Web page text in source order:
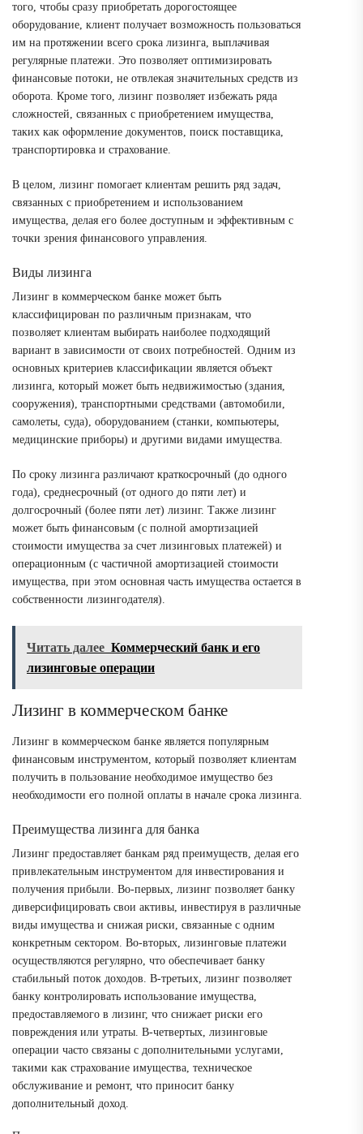
того, чтобы сразу приобретать дорогостоящее
оборудование, клиент получает возможность пользоваться
им на протяжении всего срока лизинга, выплачивая
регулярные платежи. Это позволяет оптимизировать
финансовые потоки, не отвлекая значительных средств из
оборота. Кроме того, лизинг позволяет избежать ряда
сложностей, связанных с приобретением имущества,
таких как оформление документов, поиск поставщика,
транспортировка и страхование.
В целом, лизинг помогает клиентам решить ряд задач,
связанных с приобретением и использованием
имущества, делая его более доступным и эффективным с
точки зрения финансового управления.
Виды лизинга
Лизинг в коммерческом банке может быть
классифицирован по различным признакам, что
позволяет клиентам выбирать наиболее подходящий
вариант в зависимости от своих потребностей. Одним из
основных критериев классификации является объект
лизинга, который может быть недвижимостью (здания,
сооружения), транспортными средствами (автомобили,
самолеты, суда), оборудованием (станки, компьютеры,
медицинские приборы) и другими видами имущества.
По сроку лизинга различают краткосрочный (до одного
года), среднесрочный (от одного до пяти лет) и
долгосрочный (более пяти лет) лизинг. Также лизинг
может быть финансовым (с полной амортизацией
стоимости имущества за счет лизинговых платежей) и
операционным (с частичной амортизацией стоимости
имущества, при этом основная часть имущества остается в
собственности лизингодателя).
Читать далее Коммерческий банк и его
лизинговые операции
Лизинг в коммерческом банке
Лизинг в коммерческом банке является популярным
финансовым инструментом, который позволяет клиентам
получить в пользование необходимое имущество без
необходимости его полной оплаты в начале срока лизинга.
Преимущества лизинга для банка
Лизинг предоставляет банкам ряд преимуществ, делая его
привлекательным инструментом для инвестирования и
получения прибыли. Во-первых, лизинг позволяет банку
диверсифицировать свои активы, инвестируя в различные
виды имущества и снижая риски, связанные с одним
конкретным сектором. Во-вторых, лизинговые платежи
осуществляются регулярно, что обеспечивает банку
стабильный поток доходов. В-третьих, лизинг позволяет
банку контролировать использование имущества,
предоставляемого в лизинг, что снижает риски его
повреждения или утраты. В-четвертых, лизинговые
операции часто связаны с дополнительными услугами,
такими как страхование имущества, техническое
обслуживание и ремонт, что приносит банку
дополнительный доход.